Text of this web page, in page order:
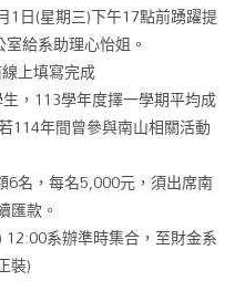
1日(星期三)下午17點前踴躍提
給系助理心怡姐。
上填寫完成
，113學年度擇一學期平均成
114年間曾參與南山相關活動
6名，每名5,000元，須出席南
匯款。
系辦準時集合，至財金系
裝)